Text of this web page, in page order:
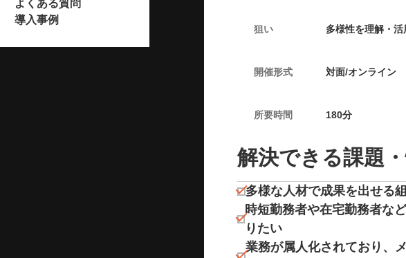
よくある質問
導入事例
狙い 多様性を理解・
開催形式 対面/オンライン
所要時間 180分
解決できる課題
多様な⼈材で成果を出せる
時短勤務者や在宅勤務者な
りたい
業務が属⼈化されており、